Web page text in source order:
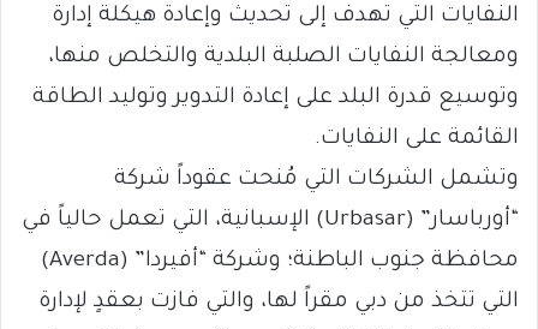
النفايات التي تهدف إلى تحديث وإعادة هيكلة إدارة
ومعالجة النفايات الصلبة البلدية والتخلص منها،
وتوسيع قدرة البلد على إعادة التدوير وتوليد الطاقة
القائمة على النفايات.
وتشمل الشركات التي مُنحت عقوداً شركة
“أورباسار” (Urbasar) الإسبانية، التي تعمل حالياً في
محافظة جنوب الباطنة؛ وشركة “أفيردا” (Averda)
التي تتخذ من دبي مقراً لها، والتي فازت بعقدٍ لإدارة